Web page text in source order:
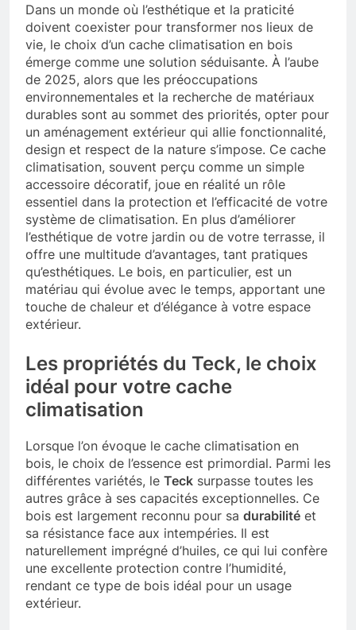
Dans un monde où l’esthétique et la praticité
doivent coexister pour transformer nos lieux de
vie, le choix d’un cache climatisation en bois
émerge comme une solution séduisante. À l’aube
de 2025, alors que les préoccupations
environnementales et la recherche de matériaux
durables sont au sommet des priorités, opter pour
un aménagement extérieur qui allie fonctionnalité,
design et respect de la nature s’impose. Ce cache
climatisation, souvent perçu comme un simple
accessoire décoratif, joue en réalité un rôle
essentiel dans la protection et l’efficacité de votre
système de climatisation. En plus d’améliorer
l’esthétique de votre jardin ou de votre terrasse, il
offre une multitude d’avantages, tant pratiques
qu’esthétiques. Le bois, en particulier, est un
matériau qui évolue avec le temps, apportant une
touche de chaleur et d’élégance à votre espace
extérieur.
Les propriétés du Teck, le choix
idéal pour votre cache
climatisation
Lorsque l’on évoque le cache climatisation en
bois, le choix de l’essence est primordial. Parmi les
différentes variétés, le Teck surpasse toutes les
autres grâce à ses capacités exceptionnelles. Ce
bois est largement reconnu pour sa durabilité et
sa résistance face aux intempéries. Il est
naturellement imprégné d’huiles, ce qui lui confère
une excellente protection contre l’humidité,
rendant ce type de bois idéal pour un usage
extérieur.